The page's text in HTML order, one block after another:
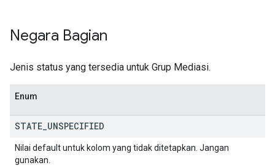
Negara Bagian
Jenis status yang tersedia untuk Grup Mediasi.
Enum
STATE UNSPECIFIED
Nilai default untuk kolom yang tidak ditetapkan. Jangan
gunakan.